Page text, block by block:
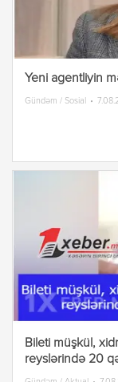
Yeni agentliyin
Gündəm / Sosial
Bileti müşkül,
reyslərində 20